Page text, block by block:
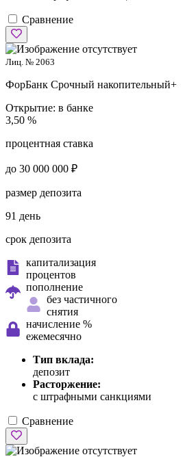
Сравнение
Лиц. № 2063
ФорБанк Срочный накопительный+
Открытие: в банке
3,50 %
процентная ставка
до 30 000 000 ₽
размер депозита
91 день
срок депозита
капитализация
процентов
пополнение
без частичного
снятия
начисление %
ежемесячно
Тип вклада:
депозит
Расторжение:
с штрафными санкциями
Сравнение